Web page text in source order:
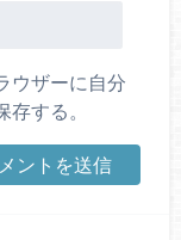
ウザーに自分
する。